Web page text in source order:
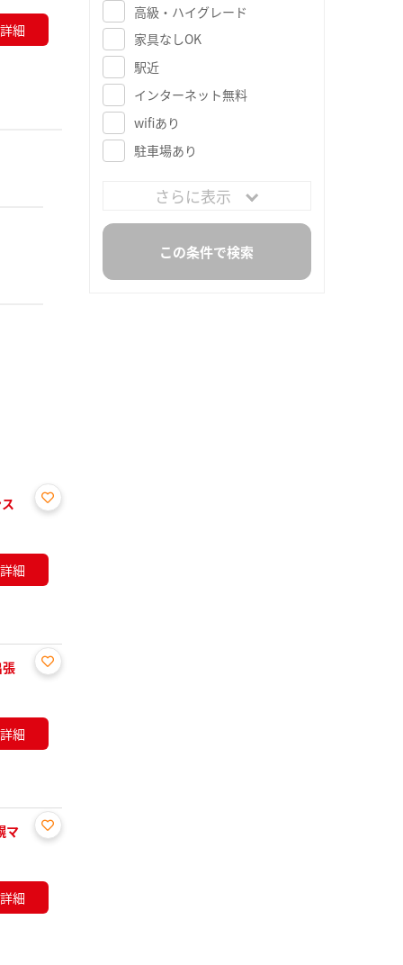
り登
詳細
り登
詳細
り登
詳細
り登
マ
詳細
高級・ハイグレード
家具なしOK
駅近
インターネット無料
wifiあり
駐車場あり
さらに表示